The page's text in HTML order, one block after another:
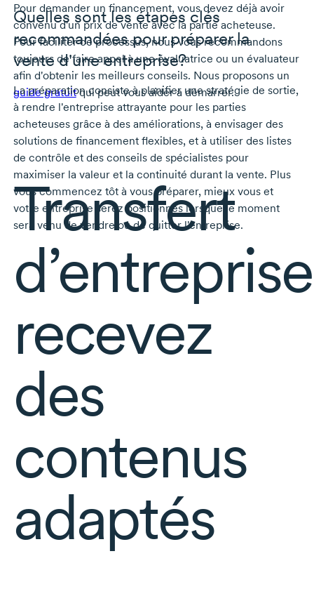
Pour demander un financement, vous devez déjà avoir
convenu d'un prix de vente avec la partie acheteuse.
Pour faciliter ce processus, nous vous recommandons
toujours de faire appel à une évaluatrice ou un évaluateur
afin d'obtenir les meilleurs conseils. Nous proposons un
guide gratuitqui peut vous aider à démarrer.
Quelles sont les étapes clés
recommandées pour préparer la
vente d'une entreprise?
La préparation consiste à planifier une stratégie de sortie,
à rendre l'entreprise attrayante pour les parties
acheteuses grâce à des améliorations, à envisager des
solutions de financement flexibles, et à utiliser des listes
de contrôle et des conseils de spécialistes pour
maximiser la valeur et la continuité durant la vente. Plus
vous commencez tôt à vous préparer, mieux vous et
votre entreprise serez positionnés lorsque le moment
sera venu de vendre ou de quitter l'entreprise.
Transfert
recevez
des
contenus
adaptés